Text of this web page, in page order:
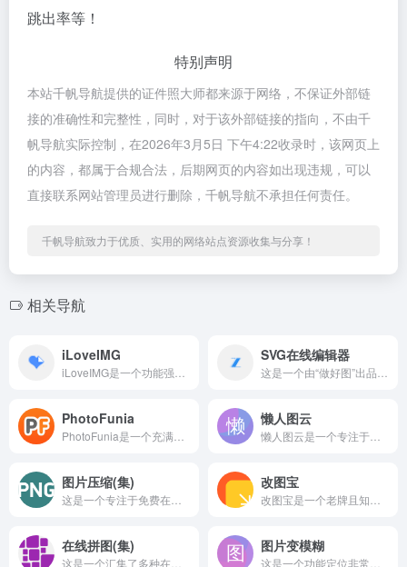
跳出率等！
特别声明
本站千帆导航提供的证件照大师都来源于网络，不保证外部链
接的准确性和完整性，同时，对于该外部链接的指向，不由千
帆导航实际控制，在2026年3月5日 下午4:22收录时，该网页上
的内容，都属于合规合法，后期网页的内容如出现违规，可以
直接联系网站管理员进行删除，千帆导航不承担任何责任。
千帆导航致力于优质、实用的网络站点资源收集与分享！
相关导航
iLoveIMG SVG在线编辑器
PhotoFunia 懒人图云
图片压缩(集) 改图宝
在线拼图(集) 图片变模糊